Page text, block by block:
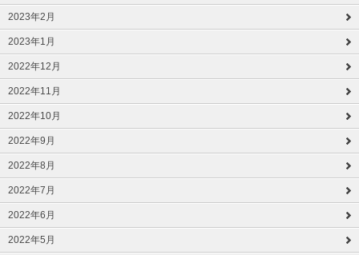
2023年2月
2023年1月
2022年12月
2022年11月
2022年10月
2022年9月
2022年8月
2022年7月
2022年6月
2022年5月